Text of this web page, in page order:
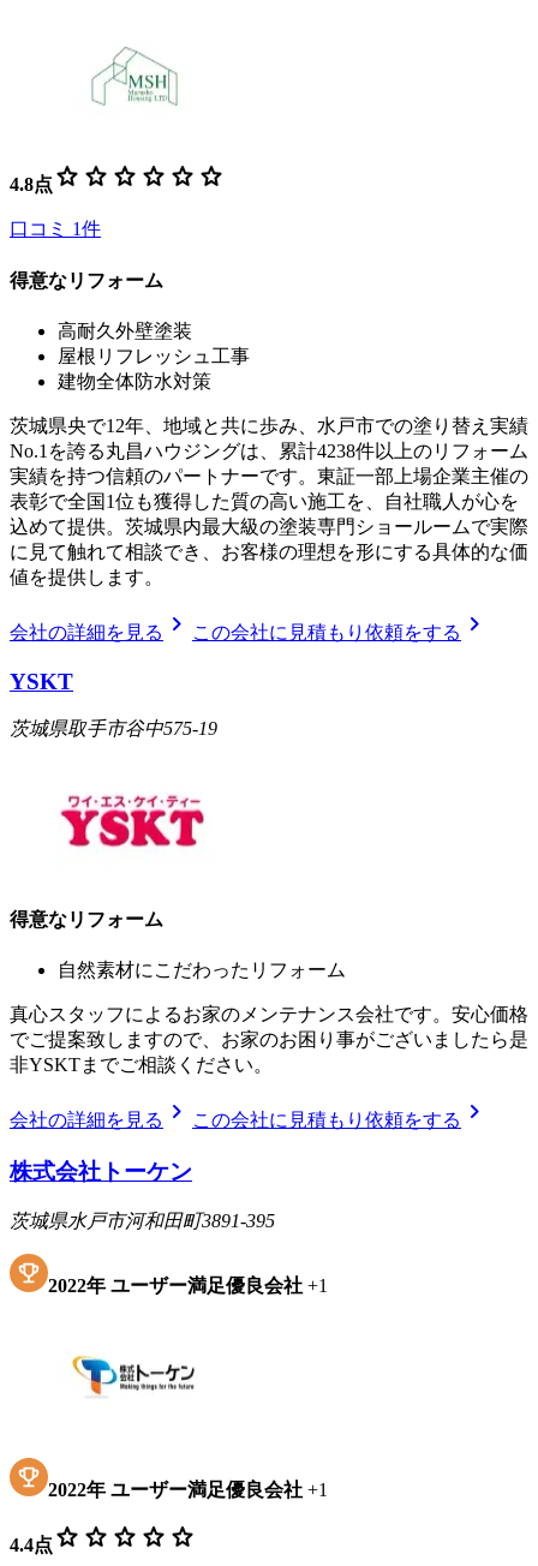
4.8点 star star star star star star
口コミ 1件
得意なリフォーム
高耐久外壁塗装
屋根リフレッシュ工事
建物全体防水対策
茨城県央で12年、地域と共に歩み、水戸市での塗り替え実績
No.1を誇る丸昌ハウジングは、累計4238件以上のリフォーム
実績を持つ信頼のパートナーです。東証一部上場企業主催の
表彰で全国1位も獲得した質の高い施工を、自社職人が心を
込めて提供。茨城県内最大級の塗装専門ショールームで実際
に見て触れて相談でき、お客様の理想を形にする具体的な価
値を提供します。
会社の詳細を見る chevron_right この会社に見積もり依頼をする chevron_right
YSKT
茨城県取手市谷中575-19
得意なリフォーム
自然素材にこだわったリフォーム
真心スタッフによるお家のメンテナンス会社です。安心価格
でご提案致しますので、お家のお困り事がございましたら是
非YSKTまでご相談ください。
会社の詳細を見る chevron_right この会社に見積もり依頼をする chevron_right
株式会社トーケン
茨城県水戸市河和田町3891-395
2022年 ユーザー満足優良会社 +1
2022年 ユーザー満足優良会社 +1
4.4点 star star star star star